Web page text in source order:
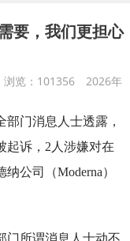
要，我们更担心
浏览：101356
2026年
门消息人士透露，
起诉，2人涉嫌对在
公司（Moderna）
门所谓消息人士动不